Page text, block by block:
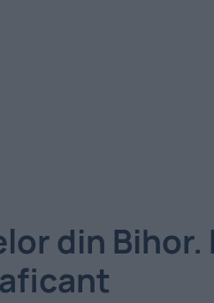
din